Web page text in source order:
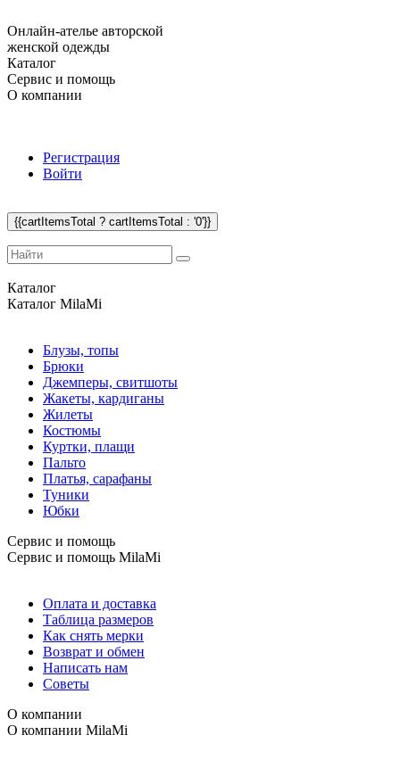
Онлайн-ателье авторской
женской одежды
Каталог
Сервис и помощь
О компании
Регистрация
Войти
{{cartItemsTotal ? cartItemsTotal : '0'}}
Каталог
Каталог MilaMi
Блузы, топы
Брюки
Джемперы, свитшоты
Жакеты, кардиганы
Жилеты
Костюмы
Куртки, плащи
Пальто
Платья, сарафаны
Туники
Юбки
Сервис и помощь
Сервис и помощь MilaMi
Оплата и доставка
Таблица размеров
Как снять мерки
Возврат и обмен
Написать нам
Советы
О компании
О компании MilaMi